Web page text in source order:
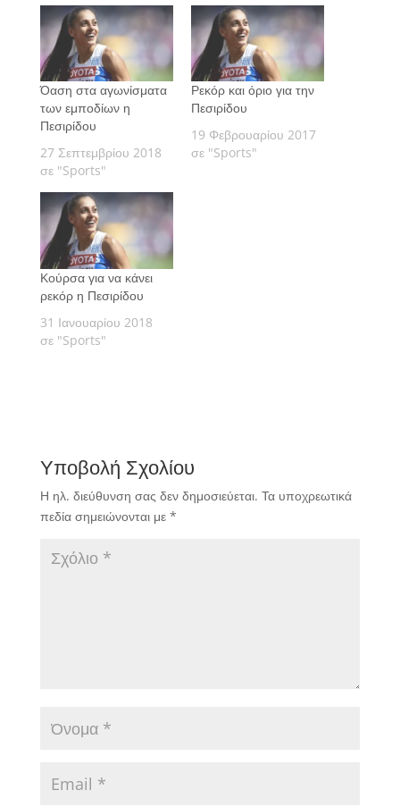
Όαση στα αγωνίσματα
των εμποδίων η
Πεσιρίδου
27 Σεπτεμβρίου 2018
σε "Sports"
Ρεκόρ και όριο για την
Πεσιρίδου
19 Φεβρουαρίου 2017
σε "Sports"
Κούρσα για να κάνει
ρεκόρ η Πεσιρίδου
31 Ιανουαρίου 2018
σε "Sports"
Υποβολή Σχολίου
Η ηλ. διεύθυνση σας δεν δημοσιεύεται. Τα υποχρεωτικά
πεδία σημειώνονται με *